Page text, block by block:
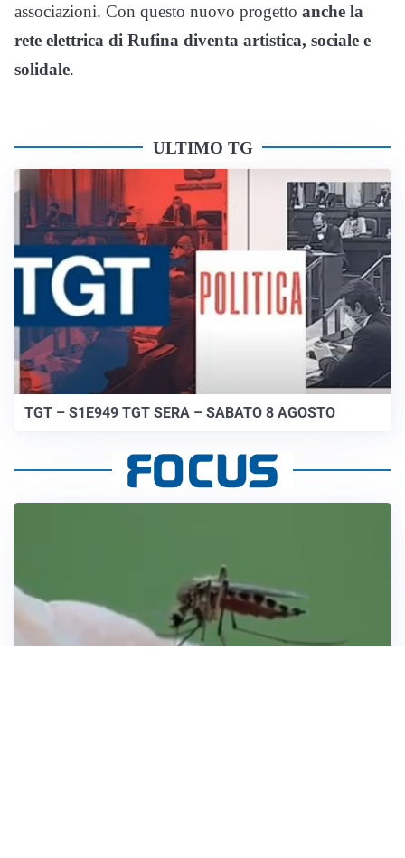
associazioni. Con questo nuovo progetto anche la
rete elettrica di Rufina diventa artistica, sociale e
solidale.
ULTIMO TG
TGT – S1E949 TGT SERA – SABATO 8 AGOSTO